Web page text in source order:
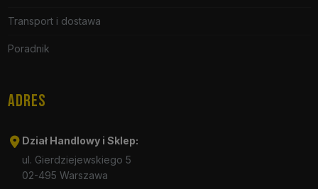
Transport i dostawa
Poradnik
ADRES
Dział Handlowy i Sklep:
ul. Gierdziejewskiego 5
02-495 Warszawa